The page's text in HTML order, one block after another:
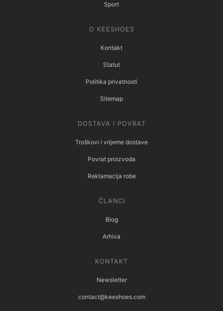
Sport
O KEESHOES
Kontakt
Statut
Politika privatnosti
Sitemap
DOSTAVA I POVRAT
Troškovi i vrijeme dostave
Povrat proizvoda
Reklamacija robe
ČLANCI
Blog
Arhiva
KONTAKT
Newsletter
contact@keeshoes.com